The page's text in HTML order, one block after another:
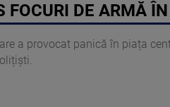
FOCURI DE ARMĂ
a provocat panică în piața